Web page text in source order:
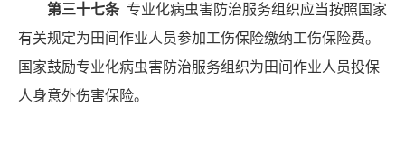
第三十七条 专业化病虫害防治服务组织应当按照国家
有关规定为田间作业人员参加工伤保险缴纳工伤保险费。
国家鼓励专业化病虫害防治服务组织为田间作业人员投保
人身意外伤害保险。